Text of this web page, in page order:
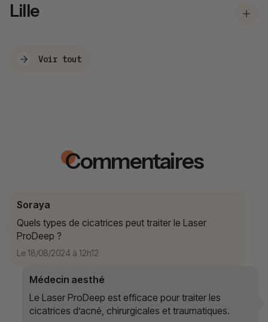
Lille
Voir tout
Commentaires
Soraya
Quels types de cicatrices peut traiter le Laser
ProDeep ?
Le 18/08/2024 à 12h12
Médecin aesthé
Le Laser ProDeep est efficace pour traiter les
cicatrices d’acné, chirurgicales et traumatiques.